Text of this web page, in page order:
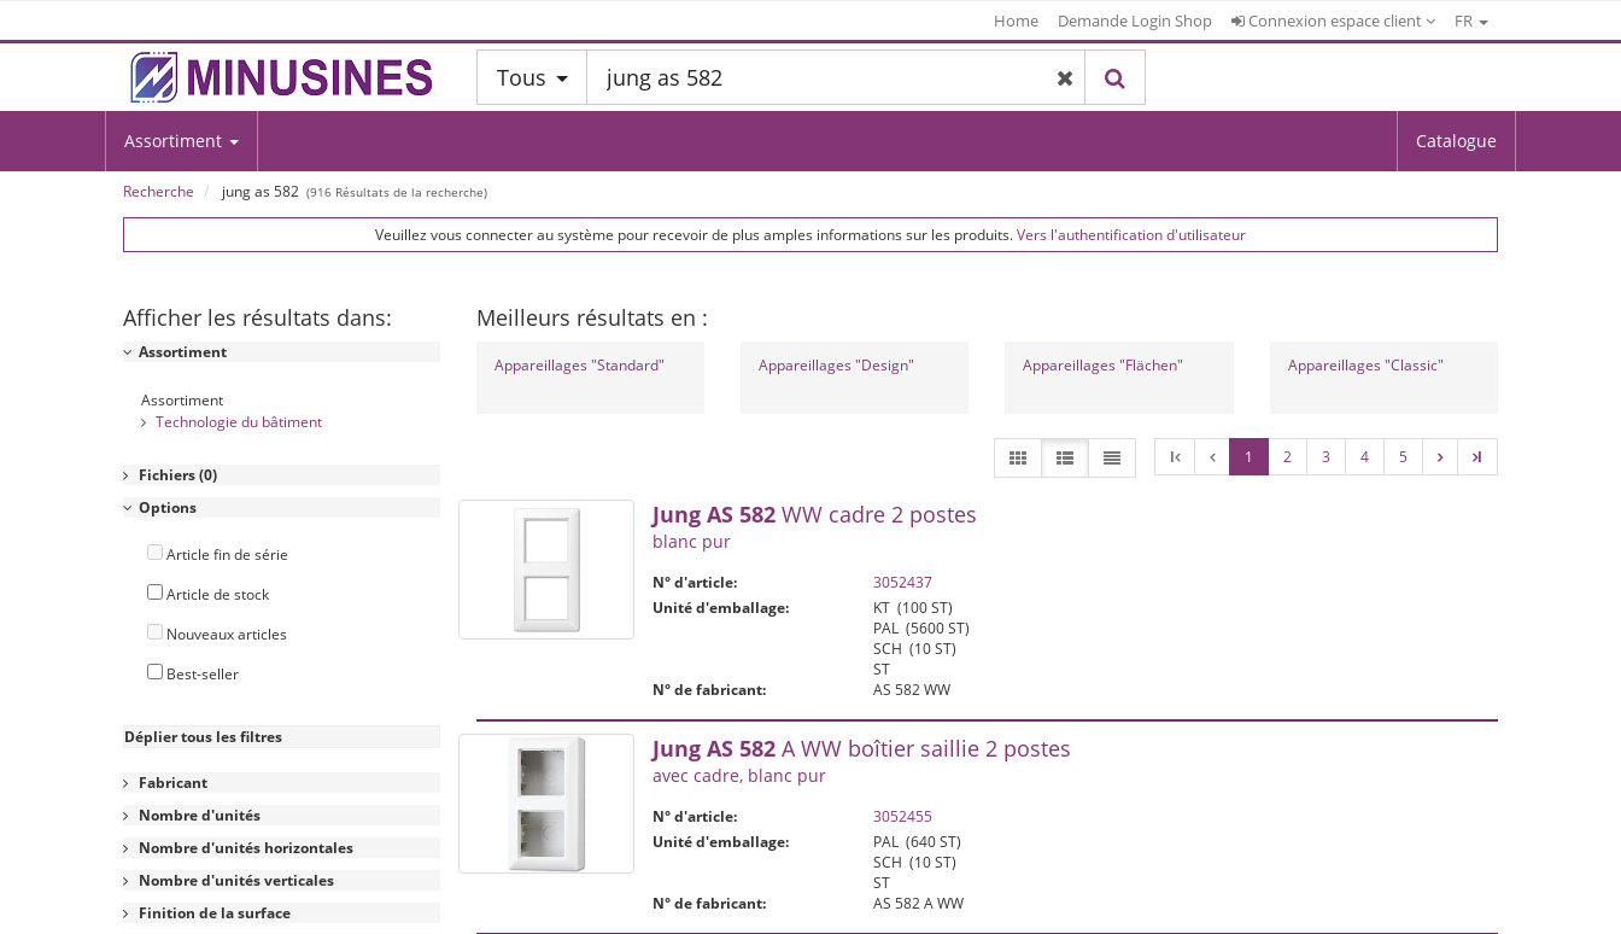
Home Demande Login Shop Connexion espace client FR
Tous
Assortiment Catalogue
Recherche jung as 582 (916 Résultats de la recherche)
Veuillez vous connecter au système pour recevoir de plus amples informations sur les produits.Vers l'authentification d'utilisateur
Afficher les résultats dans:
Assortiment
Assortiment
Technologie du bâtiment
Fichiers(0)
Options
Article fin de série
Article de stock
Nouveaux articles
Best-seller
Déplier tous les filtres
Fabricant
Nombre d'unités
Nombre d'unités horizontales
Nombre d'unités verticales
Finition de la surface
Meilleurs résultats en :
Appareillages "Standard" Appareillages "Design" Appareillages "Flächen" Appareillages "Classic"
l 1 2 3 4 5 l
Jung AS 582WW cadre 2 postes
blanc pur
N° d'article:
3052437
Unité d'emballage:
KT (100 ST)
PAL (5600 ST)
SCH (10 ST)
ST
N° de fabricant:
AS 582 WW
Jung AS 582A WW boîtier saillie 2 postes
avec cadre, blanc pur
N° d'article:
3052455
Unité d'emballage:
PAL (640 ST)
SCH (10 ST)
ST
N° de fabricant:
AS 582 A WW